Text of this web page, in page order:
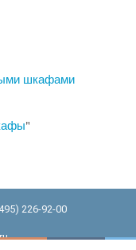
шкафами
"
226-92-00